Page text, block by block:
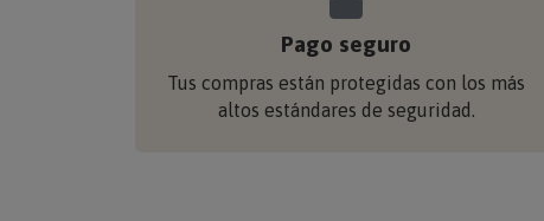
Pago seguro
Tus compras están protegidas con los más
altos estándares de seguridad.